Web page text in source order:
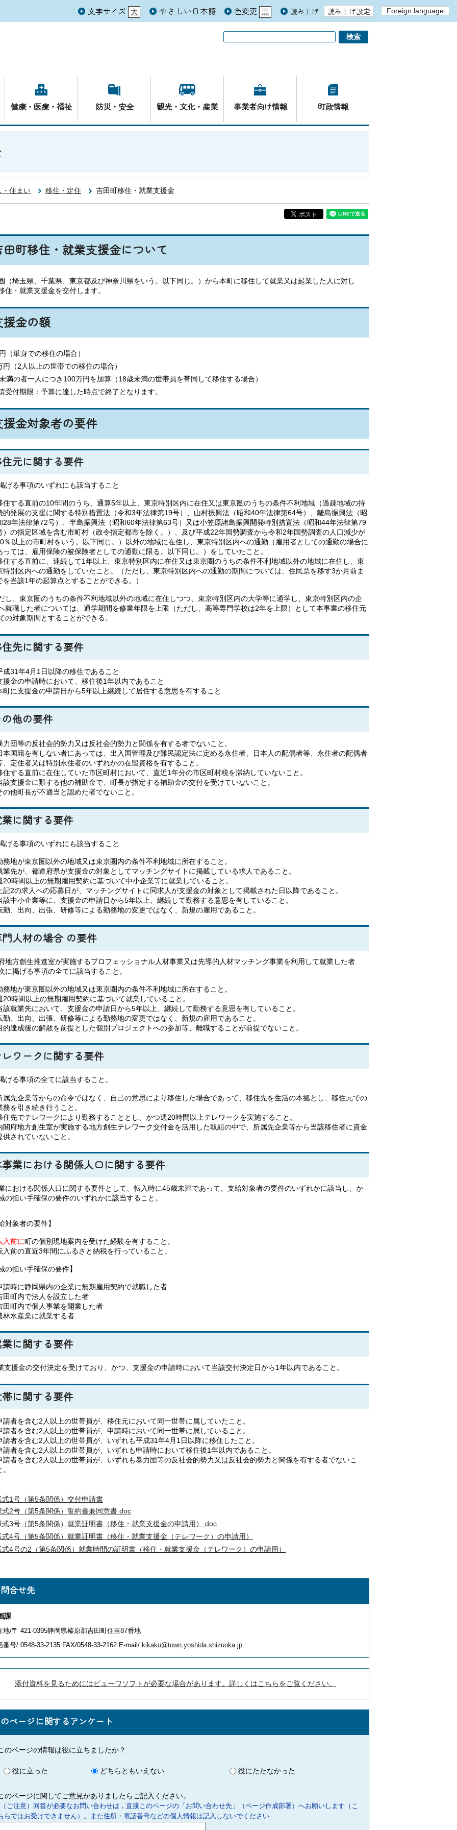
文字サイズ 大
元 やさしい日本語 色変更 黒
青
白 読み上げ 読み上げ設定 Foreign language
健康・医療・福祉 防災・安全 観光・文化・産業 事業者向け情報 町政情報
・住まい 移住・定住 吉田町移住・就業支援金
田町移住・就業支援金について
（埼玉県、千葉県、東京都及び神奈川県をいう。以下同じ。）から本町に移住して就業又は起業した人に対し
住・就業支援金を交付します。
援金の額
（単身での移住の場合）
円（2人以上の世帯での移住の場合）
満の者一人につき100万円を加算（18歳未満の世帯員を帯同して移住する場合）
受付期限：予算に達した時点で終了となります。
援金対象者の要件
元に関する要件
げる事項のいずれにも該当すること
住する直前の10年間のうち、通算5年以上、東京特別区内に在住又は東京圏のうちの条件不利地域（過疎地域の持
的発展の支援に関する特別措置法（令和3年法律第19号）、山村振興法（昭和40年法律第64号）、離島振興法（昭
28年法律第72号）、半島振興法（昭和60年法律第63号）又は小笠原諸島振興開発特別措置法（昭和44年法律第79
）の指定区域を含む市町村（政令指定都市を除く。）、及び平成22年国勢調査から令和2年国勢調査の人口減少が
％以上の市町村をいう。以下同じ。）以外の地域に在住し、東京特別区内への通勤（雇用者としての通勤の場合に
っては、雇用保険の被保険者としての通勤に限る。以下同じ。）をしていたこと。
住する直前に、連続して1年以上、東京特別区内に在住又は東京圏のうちの条件不利地域以外の地域に在住し、東
特別区内への通勤をしていたこと。（ただし、東京特別区内への通勤の期間については、住民票を移す3か月前ま
を当該1年の起算点とすることができる。）
し、東京圏のうちの条件不利地域以外の地域に在住しつつ、東京特別区内の大学等に通学し、東京特別区内の企
就職した者については、通学期間を修業年限を上限（ただし、高等専門学校は2年を上限）として本事業の移住元
の対象期間とすることができる。
先に関する要件
成31年4月1日以降の移住であること
援金の申請時において、移住後1年以内であること
町に支援金の申請日から5年以上継続して居住する意思を有すること
他の要件
力団等の反社会的勢力又は反社会的勢力と関係を有する者でないこと。
本国籍を有しない者にあっては、出入国管理及び難民認定法に定める永住者、日本人の配偶者等、永住者の配偶者
、定住者又は特別永住者のいずれかの在留資格を有すること。
住する直前に在住していた市区町村において、直近1年分の市区町村税を滞納していないこと。
該支援金に類する他の補助金で、町長が指定する補助金の交付を受けていないこと。
の他町長が不適当と認めた者でないこと。
に関する要件
げる事項のいずれにも該当すること
務地が東京圏以外の地域又は東京圏内の条件不利地域に所在すること。
業先が、都道府県が支援金の対象としてマッチングサイトに掲載している求人であること。
20時間以上の無期雇用契約に基づいて中小企業等に就業していること。
記2の求人への応募日が、マッチングサイトに同求人が支援金の対象として掲載された日以降であること。
該中小企業等に、支援金の申請日から5年以上、継続して勤務する意思を有していること。
勤、出向、出張、研修等による勤務地の変更ではなく、新規の雇用であること。
人材の場合 の要件
地方創生推進室が実施するプロフェッショナル人材事業又は先導的人材マッチング事業を利用して就業した者
に掲げる事項の全てに該当すること。
務地が東京圏以外の地域又は東京圏内の条件不利地域に所在すること。
20時間以上の無期雇用契約に基づいて就業していること。
該就業先において、支援金の申請日から5年以上、継続して勤務する意思を有していること。
勤、出向、出張、研修等による勤務地の変更ではなく、新規の雇用であること。
的達成後の解散を前提とした個別プロジェクトへの参加等、離職することが前提でないこと。
ワークに関する要件
げる事項の全てに該当すること。
属先企業等からの命令ではなく、自己の意思により移住した場合であって、移住先を生活の本拠とし、移住元での
務を引き続き行うこと。
住先でテレワークにより勤務することとし、かつ週20時間以上テレワークを実施すること。
閣府地方創生室が実施する地方創生テレワーク交付金を活用した取組の中で、所属先企業等から当該移住者に資金
供されていないこと。
業における関係人口に関する要件
における関係人口に関する要件として、転入時に45歳未満であって、支給対象者の要件のいずれかに該当し、か
の担い手確保の要件のいずれかに該当すること。
対象者の要件】
入前に町の個別現地案内を受けた経験を有すること。
入前の直近3年間にふるさと納税を行っていること。
の担い手確保の要件】
請時に静岡県内の企業に無期雇用契約で就職した者
田町内で法人を設立した者
田町内で個人事業を開業した者
林水産業に就業する者
に関する要件
支援金の交付決定を受けており、かつ、支援金の申請時において当該交付決定日から1年以内であること。
に関する要件
請者を含む2人以上の世帯員が、移住元において同一世帯に属していたこと。
請者を含む2人以上の世帯員が、申請時において同一世帯に属していること。
請者を含む2人以上の世帯員が、いずれも平成31年4月1日以降に移住したこと。
請者を含む2人以上の世帯員が、いずれも申請時において移住後1年以内であること。
請者を含む2人以上の世帯員が、いずれも暴力団等の反社会的勢力又は反社会的勢力と関係を有する者でないこ
式1号（第5条関係）交付申請書
式2号（第5条関係）誓約書兼同意書.doc
式3号（第5条関係）就業証明書（移住・就業支援金の申請用）.doc
式4号（第5条関係）就業証明書（移住・就業支援金（テレワーク）の申請用）
式4号の2（第5条関係）就業時間の証明書（移住・就業支援金（テレワーク）の申請用）
合せ先
課
地/〒 421-0395静岡県榛原郡吉田町住吉87番地
番号/ 0548-33-2135 FAX/0548-33-2162 E-mail/ kikaku@town.yoshida.shizuoka.jp
添付資料を見るためにはビューワソフトが必要な場合があります。詳しくはこちらをご覧ください。
ページに関するアンケート
のページの情報は役に立ちましたか？
役に立った どちらともいえない 役にたたなかった
のページに関してご意見がありましたらご記入ください。
（ご注意）回答が必要なお問い合わせは，直接このページの「お問い合わせ先」（ページ作成部署）へお願いします（こ
らではお受けできません）。また住所・電話番号などの個人情報は記入しないでください